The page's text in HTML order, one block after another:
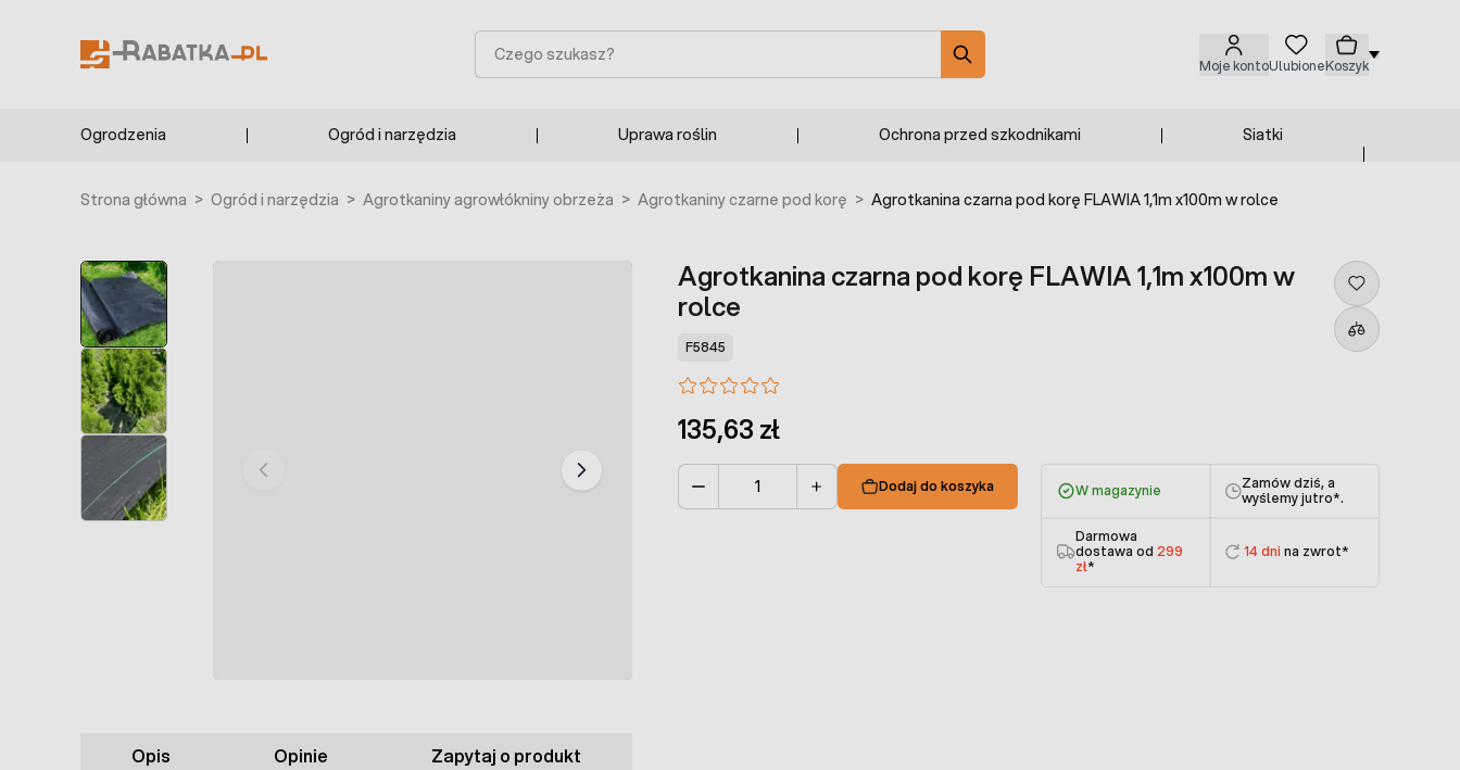
Moje kontoUlubioneKoszyk
Szukaj
Ogrodzenia Ogród i narzędzia Uprawa roślin Ochrona przed szkodnikami Siatki
Strona główna > Ogród i narzędzia > Agrotkaniny agrowłókniny obrzeża > Agrotkaniny czarne pod korę > Agrotkanina czarna pod korę FLAWIA 1,1m x100m w rolce
Agrotkanina czarna pod korę FLAWIA 1,1m x100m w
rolce
F5845
135,63 zł
Dodaj do koszyka W magazynie
Zamów dziś, a
wyślemy jutro*.
Darmowa
dostawa od 299
zł*
14 dni na zwrot*
Opis Opinie Zapytaj o produkt